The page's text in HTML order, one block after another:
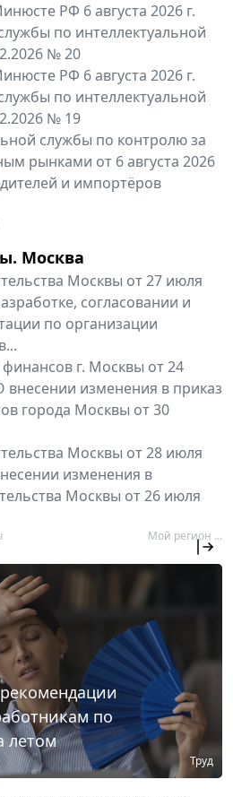
РФ 6 августа 2026 г.
по интеллектуальной
№ 20
РФ 6 августа 2026 г.
по интеллектуальной
№ 19
службы по контролю за
рынками от 6 августа 2026
и импортёров
Москва
Москвы от 27 июля
согласовании и
по организации
г. Москвы от 24
изменения в приказ
города Москвы от 30
Москвы от 28 июля
изменения в
Москвы от 26 июля
Мой регион ...
по
летом
Труд